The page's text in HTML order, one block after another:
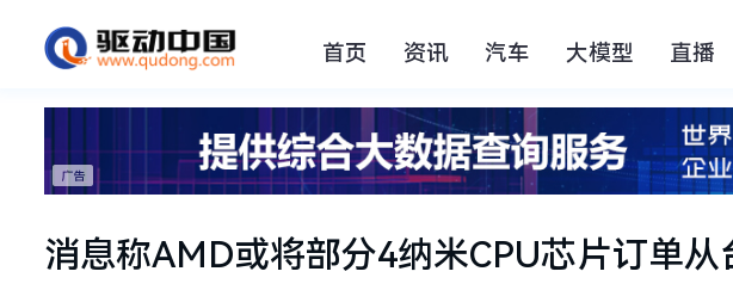
首页 资讯 汽车 大模型 直播
消息称AMD或将部分4纳米CPU芯片订单从